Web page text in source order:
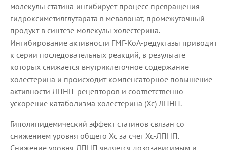
молекулы статина ингибирует процесс превращения
гидроксиметилглутарата в мевалонат, промежуточный
продукт в синтезе молекулы холестерина.
Ингибирование активности ГМГ-КоА-редуктазы приводит
к серии последовательных реакций, в результате
которых снижается внутриклеточное содержание
холестерина и происходит компенсаторное повышение
активности ЛПНП-рецепторов и соответственно
ускорение катаболизма холестерина (Xc) ЛПНП.
Гиполипидемический эффект статинов связан со
снижением уровня общего Хс за счет Хс-ЛПНП.
Снижение уровня ЛПНП является дозозависимым и